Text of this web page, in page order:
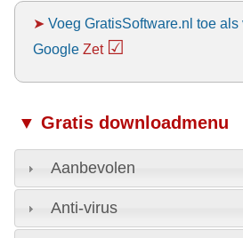
➤ Voeg GratisSoftware.nl toe
Google Zet ☑
▼ Gratis downloadmenu
Aanbevolen
Anti-virus